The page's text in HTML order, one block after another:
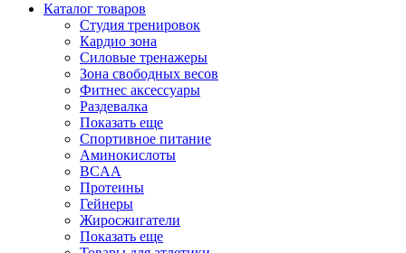
Каталог товаров
Студия тренировок
Кардио зона
Силовые тренажеры
Зона свободных весов
Фитнес аксессуары
Раздевалка
Показать еще
Спортивное питание
Аминокислоты
BCAA
Протеины
Гейнеры
Жиросжигатели
Показать еще